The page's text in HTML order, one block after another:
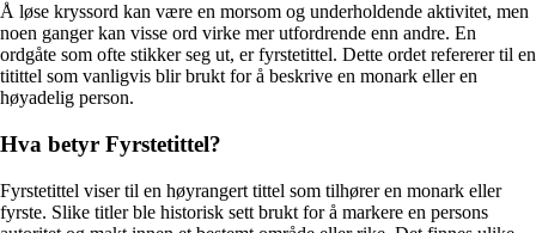
Å løse kryssord kan være en morsom og underholdende aktivitet, men
noen ganger kan visse ord virke mer utfordrende enn andre. En
ordgåte som ofte stikker seg ut, er fyrstetittel. Dette ordet refererer til en
titittel som vanligvis blir brukt for å beskrive en monark eller en
høyadelig person.
Hva betyr Fyrstetittel?
Fyrstetittel viser til en høyrangert tittel som tilhører en monark eller
fyrste. Slike titler ble historisk sett brukt for å markere en persons